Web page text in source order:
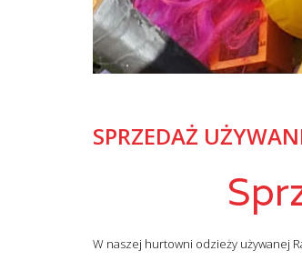
SPRZEDAŻ
W naszej hurtowni odzieży używanej